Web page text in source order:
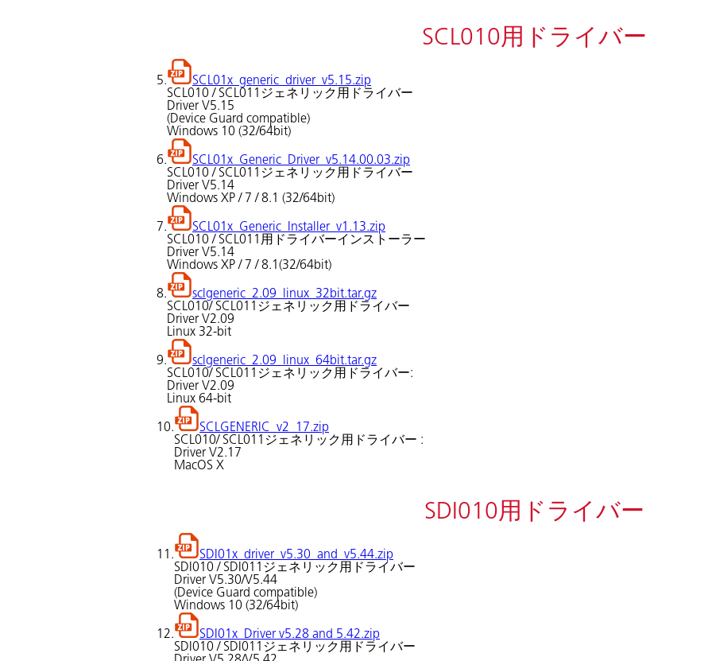
SCL010用ドライバー
5.
SCL01x_generic_driver_v5.15.zip
SCL010 / SCL011ジェネリック用ドライバー
Driver V5.15
(Device Guard compatible)
Windows 10 (32/64bit)
6.
SCL01x_Generic_Driver_v5.14.00.03.zip
SCL010 / SCL011ジェネリック用ドライバー
Driver V5.14
Windows XP / 7 / 8.1 (32/64bit)
7.
SCL01x_Generic_Installer_v1.13.zip
SCL010 / SCL011用ドライバーインストーラー
Driver V5.14
Windows XP / 7 / 8.1(32/64bit)
8.
sclgeneric_2.09_linux_32bit.tar.gz
SCL010/ SCL011ジェネリック用ドライバー
Driver V2.09
Linux 32-bit
9.
sclgeneric_2.09_linux_64bit.tar.gz
SCL010/ SCL011ジェネリック用ドライバー:
Driver V2.09
Linux 64-bit
10.
SCLGENERIC_v2_17.zip
SCL010/ SCL011ジェネリック用ドライバー :
Driver V2.17
MacOS X
SDI010用ドライバー
11.
SDI01x_driver_v5.30_and_v5.44.zip
SDI010 / SDI011ジェネリック用ドライバー
Driver V5.30/V5.44
(Device Guard compatible)
Windows 10 (32/64bit)
12.
SDI01x_Driver v5.28 and 5.42.zip
SDI010 / SDI011ジェネリック用ドライバー